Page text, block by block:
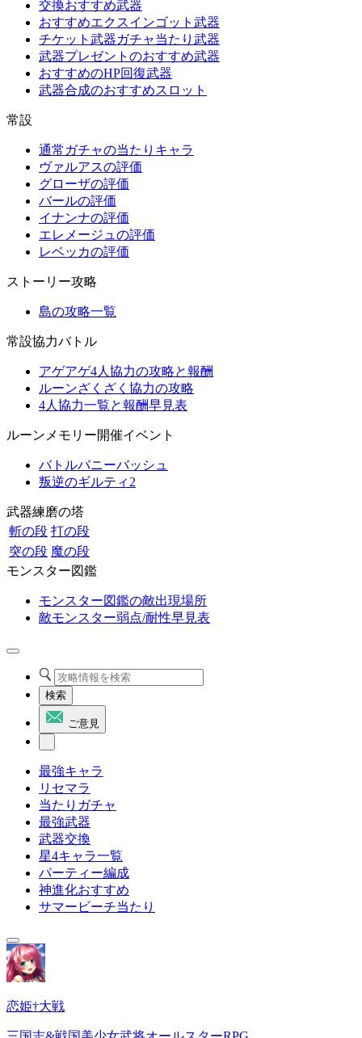
交換おすすめ武器
おすすめエクスインゴット武器
チケット武器ガチャ当たり武器
武器プレゼントのおすすめ武器
おすすめのHP回復武器
武器合成のおすすめスロット
常設
通常ガチャの当たりキャラ
ヴァルアスの評価
グローザの評価
バールの評価
イナンナの評価
エレメージュの評価
レベッカの評価
ストーリー攻略
島の攻略一覧
常設協力バトル
アゲアゲ4人協力の攻略と報酬
ルーンざくざく協力の攻略
4人協力一覧と報酬早見表
ルーンメモリー開催イベント
バトルバニーバッシュ
叛逆のギルティ2
武器練磨の塔
斬の段 打の段
突の段 魔の段
モンスター図鑑
モンスター図鑑の敵出現場所
敵モンスター弱点/耐性早見表
検索
ご意見
最強キャラ
リセマラ
当たりガチャ
最強武器
武器交換
星4キャラ一覧
パーティー編成
神進化おすすめ
サマービーチ当たり
恋姫†大戦